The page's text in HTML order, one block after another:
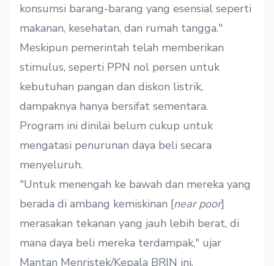
konsumsi barang-barang yang esensial seperti
makanan, kesehatan, dan rumah tangga."
Meskipun pemerintah telah memberikan
stimulus, seperti PPN nol persen untuk
kebutuhan pangan dan diskon listrik,
dampaknya hanya bersifat sementara.
Program ini dinilai belum cukup untuk
mengatasi penurunan daya beli secara
menyeluruh.
"Untuk menengah ke bawah dan mereka yang
berada di ambang kemiskinan [near poor]
merasakan tekanan yang jauh lebih berat, di
mana daya beli mereka terdampak," ujar
Mantan Menristek/Kepala BRIN ini.